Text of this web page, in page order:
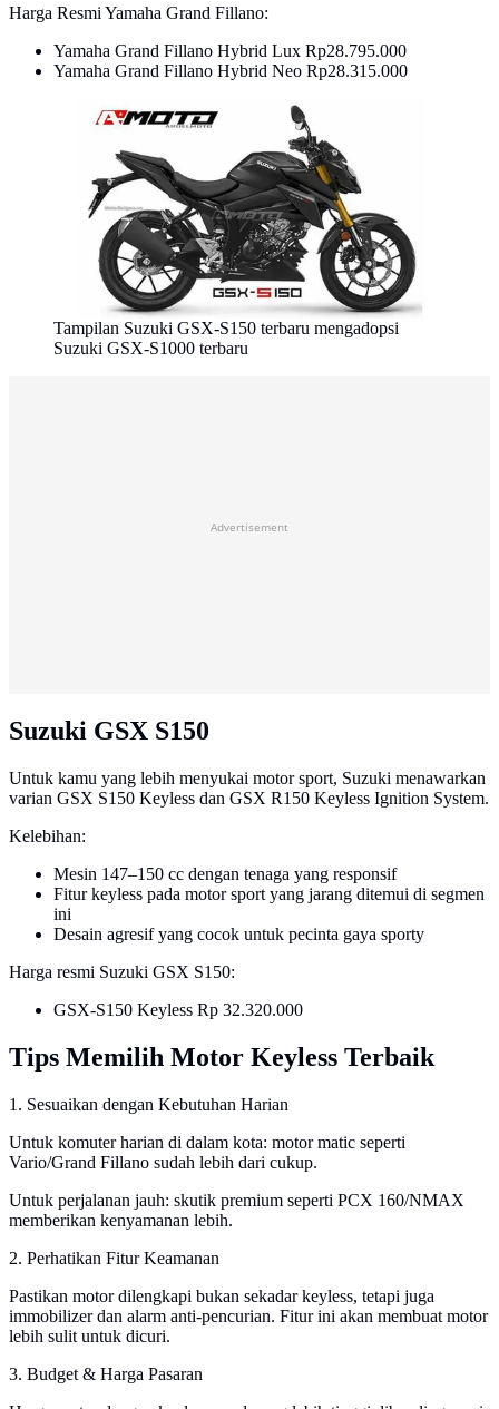
Harga Resmi Yamaha Grand Fillano:
Yamaha Grand Fillano Hybrid Lux Rp28.795.000
Yamaha Grand Fillano Hybrid Neo Rp28.315.000
Tampilan Suzuki GSX-S150 terbaru mengadopsi
Suzuki GSX-S1000 terbaru
Advertisement
Suzuki GSX S150
Untuk kamu yang lebih menyukai motor sport, Suzuki menawarkan
varian GSX S150 Keyless dan GSX R150 Keyless Ignition System.
Kelebihan:
Mesin 147–150 cc dengan tenaga yang responsif
Fitur keyless pada motor sport yang jarang ditemui di segmen
ini
Desain agresif yang cocok untuk pecinta gaya sporty
Harga resmi Suzuki GSX S150:
GSX-S150 Keyless Rp 32.320.000
Tips Memilih Motor Keyless Terbaik
1. Sesuaikan dengan Kebutuhan Harian
Untuk komuter harian di dalam kota: motor matic seperti
Vario/Grand Fillano sudah lebih dari cukup.
Untuk perjalanan jauh: skutik premium seperti PCX 160/NMAX
memberikan kenyamanan lebih.
2. Perhatikan Fitur Keamanan
Pastikan motor dilengkapi bukan sekadar keyless, tetapi juga
immobilizer dan alarm anti-pencurian. Fitur ini akan membuat motor
lebih sulit untuk dicuri.
3. Budget & Harga Pasaran